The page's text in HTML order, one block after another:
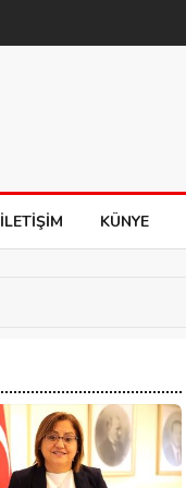
İLETIŞIM KÜNYE